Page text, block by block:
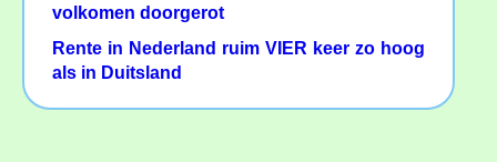
volkomen doorgerot
Rente in Nederland ruim VIER keer zo hoog
als in Duitsland